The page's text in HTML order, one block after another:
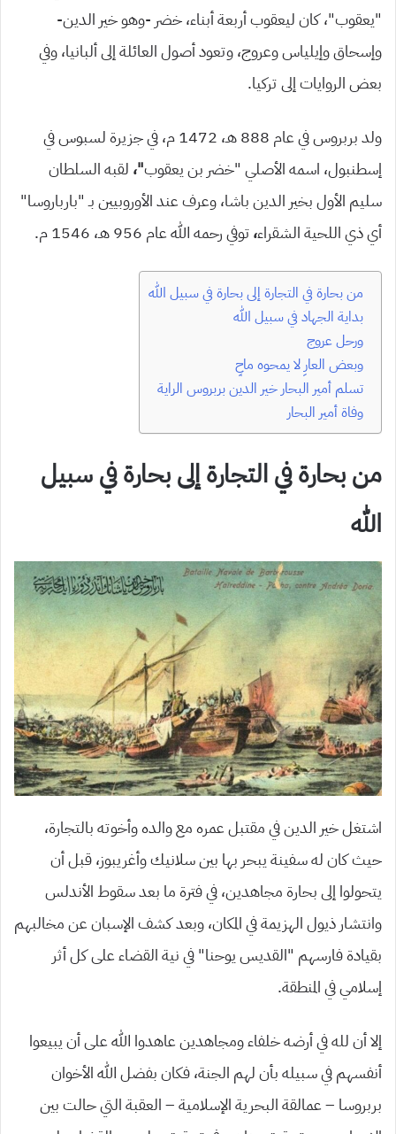
“يعقوب”، كان ليعقوب أربعة أبناء، خضر -وهو خير الدين-
وإسحاق وإيلياس وعروج، وتعود أصول العائلة إلى ألبانيا، وفي
بعض الروايات إلى تركيا.
ولد بربروس في عام 888 هـ، 1472 م، في جزيرة لسبوس في
إسطنبول، اسمه الأصلي “خضر بن يعقوب“، لقبه السلطان
سليم الأول بخير الدين باشا، وعرف عند الأوروبيين بـ “بارباروسا”
أي ذي اللحية الشقراء،توفي رحمه الله عام 956 هـ، 1546 م.
من بحارة في التجارة إلى بحارة في سبيل الله
بداية الجهاد في سبيل الله
ورحل عروج
وبعض العارِ لا يمحوه ماحٍ
تسلم أمير البحار خير الدين بربروس الراية
وفاة أمير البحار
من بحارة في التجارة إلى بحارة في سبيل
الله
اشتغل خير الدين في مقتبل عمره مع والده وأخوته بالتجارة،
حيث كان له سفينة يبحر بها بين سلانيك وأغريبوز، قبل أن
يتحولوا إلى بحارة مجاهدين، في فترة ما بعد سقوط الأندلس
وانتشار ذيول الهزيمة في المكان، وبعد كشف الإسبان عن مخالبهم
بقيادة فارسهم “القديس يوحنا” في نية القضاء على كل أثر
إسلامي في المنطقة.
إلا أن لله في أرضه خلفاء ومجاهدين عاهدوا الله على أن يبيعوا
أنفسهم في سبيله بأن لهم الجنة، فكان بفضل الله الأخوان
بربروسا – عمالقة البحرية الإسلامية – العقبة التي حالت بين